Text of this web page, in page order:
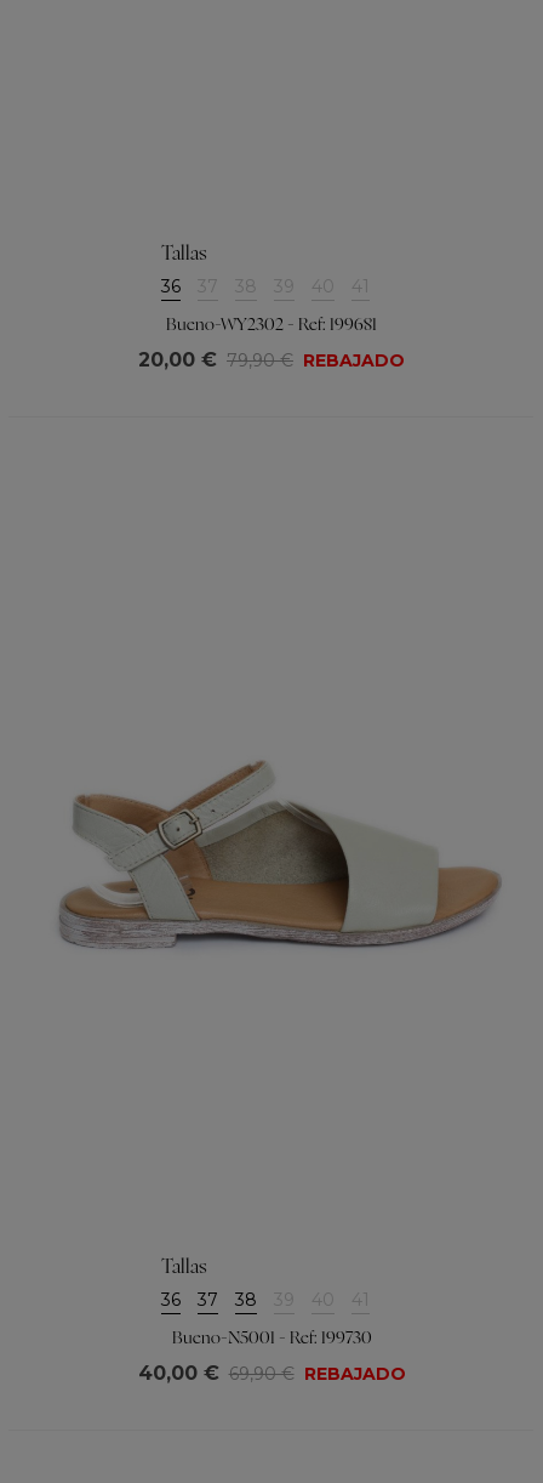
Tallas
36 37 38 39 40 41
Bueno-WY2302 - Ref: 199681
20,00 € 79,90 € REBAJADO
Tallas
36 37 38 39 40 41
Bueno-N5001 - Ref: 199730
40,00 € 69,90 € REBAJADO